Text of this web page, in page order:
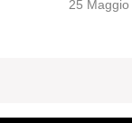
25